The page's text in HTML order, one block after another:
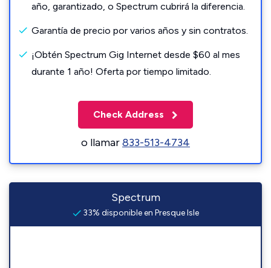
año, garantizado, o Spectrum cubrirá la diferencia.
Garantía de precio por varios años y sin contratos.
¡Obtén Spectrum Gig Internet desde $60 al mes
durante 1 año! Oferta por tiempo limitado.
Check Address
o llamar833-513-4734
Spectrum
33% disponible en Presque Isle